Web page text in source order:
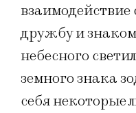
дружбу и
небесного
земного знака
себя некоторые